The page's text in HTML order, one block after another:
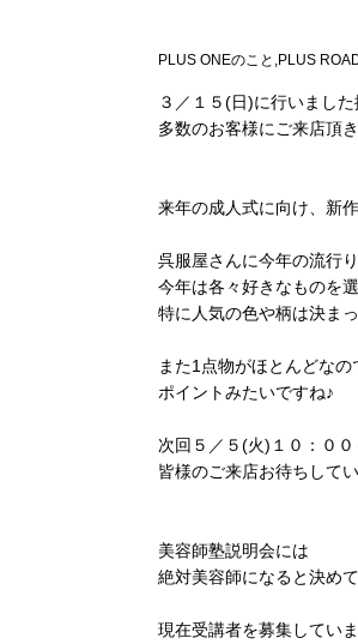
PLUS ONEのこと,PLUS
３／１５(日)に行いまし
多数のお客様にご来店頂
来年の成人式に向け、新
呉服屋さんに今年の流行
今年は各々好きなものを
特に人気の色や柄は決ま
また1点物がほとんどな
ポイントみたいですね♪
次回５／５(火)１０：０
皆様のご来店お待ちして
美容師塾説明会には
絶対美容師になると決め
現在受講者を募集してい